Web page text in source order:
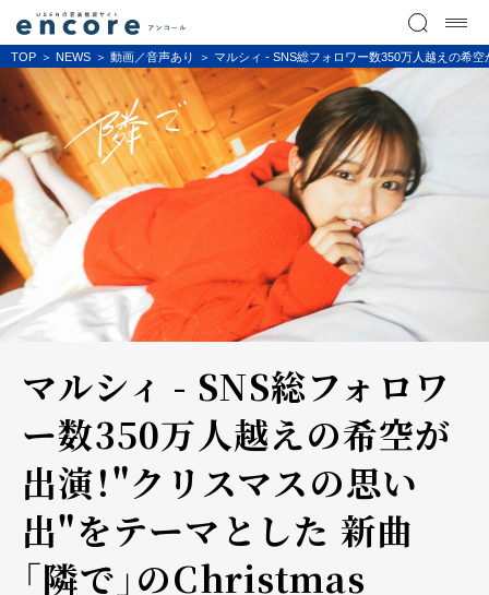
TOP NEWS 動画／音声あり マルシィ - SNS総フォロワー数350万人越えの希
マルシィ - SNS総フォロワ
ー数350万人越えの希空が
出演！"クリスマスの思い
出"をテーマとした 新曲
「隣で」のChristmas